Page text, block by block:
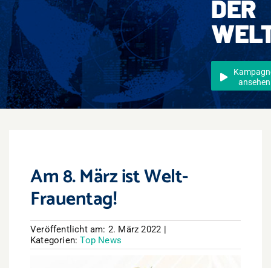
Events
Überregional
Jobs
Newsletter
DER
ansehen
Am 8. März ist Welt-
Frauentag!
Veröffentlicht am: 2. März 2022 |
Kategorien:Top News